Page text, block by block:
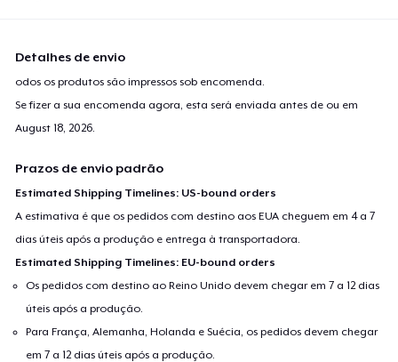
Detalhes de envio
odos os produtos são impressos sob encomenda.
Se fizer a sua encomenda agora, esta será enviada antes de ou em
August 18, 2026.
Prazos de envio padrão
Estimated Shipping Timelines: US-bound orders
A estimativa é que os pedidos com destino aos EUA cheguem em 4 a 7
dias úteis após a produção e entrega à transportadora.
Estimated Shipping Timelines: EU-bound orders
Os pedidos com destino ao Reino Unido devem chegar em 7 a 12 dias
úteis após a produção.
Para França, Alemanha, Holanda e Suécia, os pedidos devem chegar
em 7 a 12 dias úteis após a produção.